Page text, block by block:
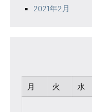
2021年2月
月
火 水